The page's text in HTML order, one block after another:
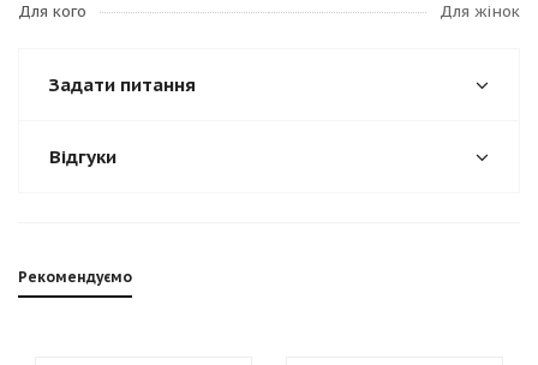
Для кого
Для жінок
Задати питання
Відгуки
Рекомендуємо